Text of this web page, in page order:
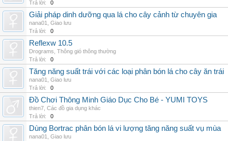
Trả lời:
0
Giải pháp dinh dưỡng qua lá cho cây cảnh từ chuyên gia
nana01
Giao lưu
Trả lời:
0
Reflexw 10.5
Drograms Thông gió thông thường
Trả lời:
0
Tăng năng suất trái với các loại phân bón lá cho cây ăn trái
nana01
Giao lưu
Trả lời:
0
Đồ Chơi Thông Minh Giáo Dục Cho Bé - YUMI TOYS
thien7 Các đồ gia dụng khác
Trả lời:
0
Dùng Bortrac phân bón lá vi lượng tăng năng suất vụ mùa
nana01
Giao lưu